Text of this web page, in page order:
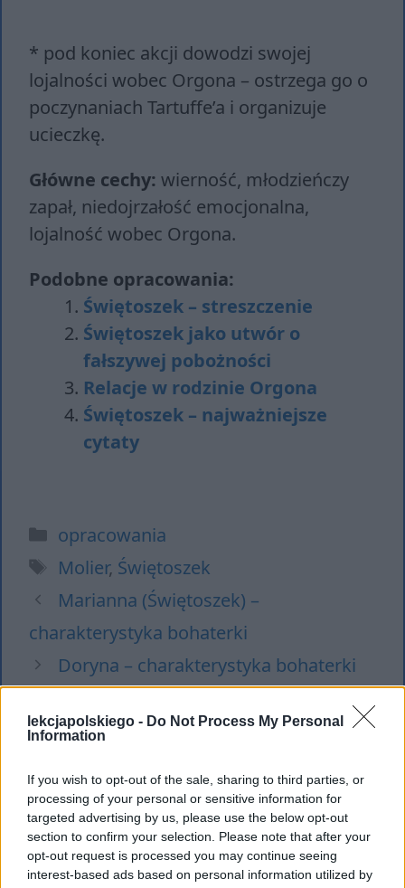
lekcjapolskiego - Do Not Process My Personal
Information
If you wish to opt-out of the sale, sharing to third parties, or
processing of your personal or sensitive information for
targeted advertising by us, please use the below opt-out
section to confirm your selection. Please note that after your
opt-out request is processed you may continue seeing
interest-based ads based on personal information utilized by
* pod koniec akcji dowodzi swojej
lojalności wobec Orgona – ostrzega go o
poczynaniach Tartuffe’a i organizuje
ucieczkę.
Główne cechy: wierność, młodzieńczy
zapał, niedojrzałość emocjonalna,
lojalność wobec Orgona.
Podobne opracowania:
Świętoszek – streszczenie
Świętoszek jako utwór o
fałszywej pobożności
Relacje w rodzinie Orgona
Świętoszek – najważniejsze
cytaty
Kategorie
opracowania
Tagi
Molier, Świętoszek
Marianna (Świętoszek) –
charakterystyka bohaterki
Doryna – charakterystyka bohaterki
Dodaj komentarz
Komentarz